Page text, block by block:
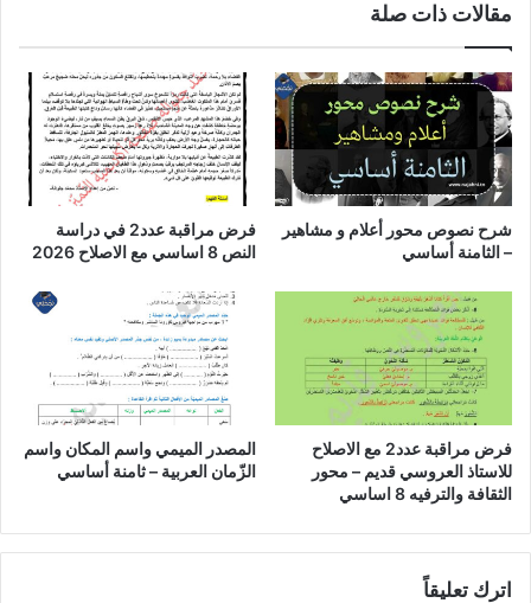
مقالات ذات صلة
شرح نصوص محور أعلام و مشاهير
– الثامنة أساسي
فرض مراقبة عدد2 في دراسة
النص 8 اساسي مع الاصلاح 2026
فرض مراقبة عدد2 مع الاصلاح
للاستاذ العروسي قديم – محور
الثقافة والترفيه 8 اساسي
المصدر الميمي واسم المكان واسم
الزّمان العربية – ثامنة أساسي
اترك تعليقاً